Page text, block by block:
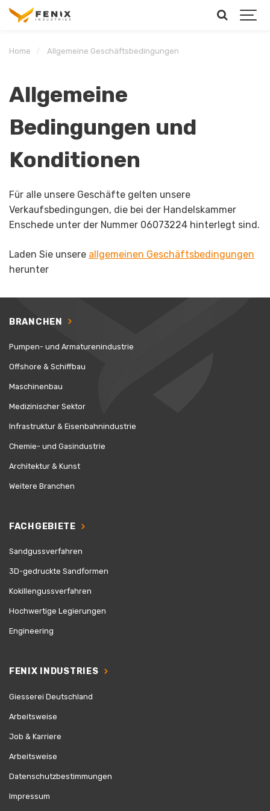
Home Allgemeine Geschäftsbedingungen
Allgemeine
Bedingungen und
Konditionen
Für alle unsere Geschäfte gelten unsere
Verkaufsbedingungen, die bei der Handelskammer
Enschede unter der Nummer 06073224 hinterlegt sind.
Laden Sie unsere allgemeinen Geschäftsbedingungen
herunter
BRANCHEN
Pumpen- und Armaturenindustrie
Offshore & Schiffbau
Maschinenbau
Medizinischer Sektor
Infrastruktur & Eisenbahnindustrie
Chemie- und Gasindustrie
Architektur & Kunst
Weitere Branchen
FACHGEBIETE
Sandgussverfahren
3D-gedruckte Sandformen
Kokillengussverfahren
Hochwertige Legierungen
Engineering
FENIX INDUSTRIES
Giesserei Deutschland
Arbeitsweise
Job & Karriere
Arbeitsweise
Datenschutzbestimmungen
Impressum